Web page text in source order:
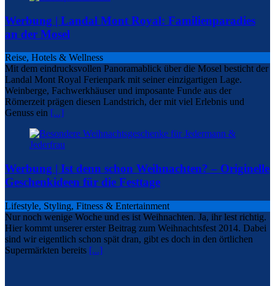
Werbung | Landal Mont Royal: Familienparadies
an der Mosel
Reise, Hotels & Wellness
Mit dem eindrucksvollen Panoramablick über die Mosel besticht der
Landal Mont Royal Ferienpark mit seiner einzigartigen Lage.
Weinberge, Fachwerkhäuser und imposante Funde aus der
Römerzeit prägen diesen Landstrich, der mit viel Erlebnis und
Genuss ein [...]
Werbung | Ist denn schon Weihnachten? – Originelle
Geschenkideen für die Festtage
Lifestyle, Styling, Fitness & Entertainment
Nur noch wenige Woche und es ist Weihnachten. Ja, ihr lest richtig.
Hier kommt unserer erster Beitrag zum Weihnachtsfest 2014. Dabei
sind wir eigentlich schon spät dran, gibt es doch in den örtlichen
Supermärkten bereits [...]